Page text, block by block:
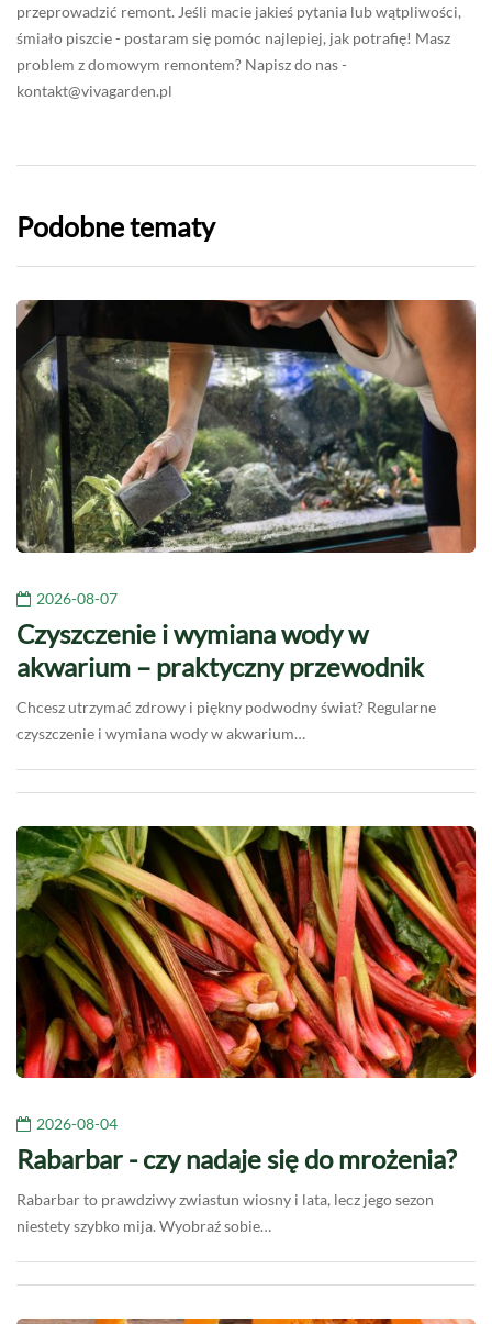
przeprowadzić remont. Jeśli macie jakieś pytania lub wątpliwości,
śmiało piszcie - postaram się pomóc najlepiej, jak potrafię! Masz
problem z domowym remontem? Napisz do nas -
kontakt@vivagarden.pl
Podobne tematy
2026-08-07
Czyszczenie i wymiana wody w
akwarium – praktyczny przewodnik
Chcesz utrzymać zdrowy i piękny podwodny świat? Regularne
czyszczenie i wymiana wody w akwarium…
2026-08-04
Rabarbar - czy nadaje się do mrożenia?
Rabarbar to prawdziwy zwiastun wiosny i lata, lecz jego sezon
niestety szybko mija. Wyobraź sobie…